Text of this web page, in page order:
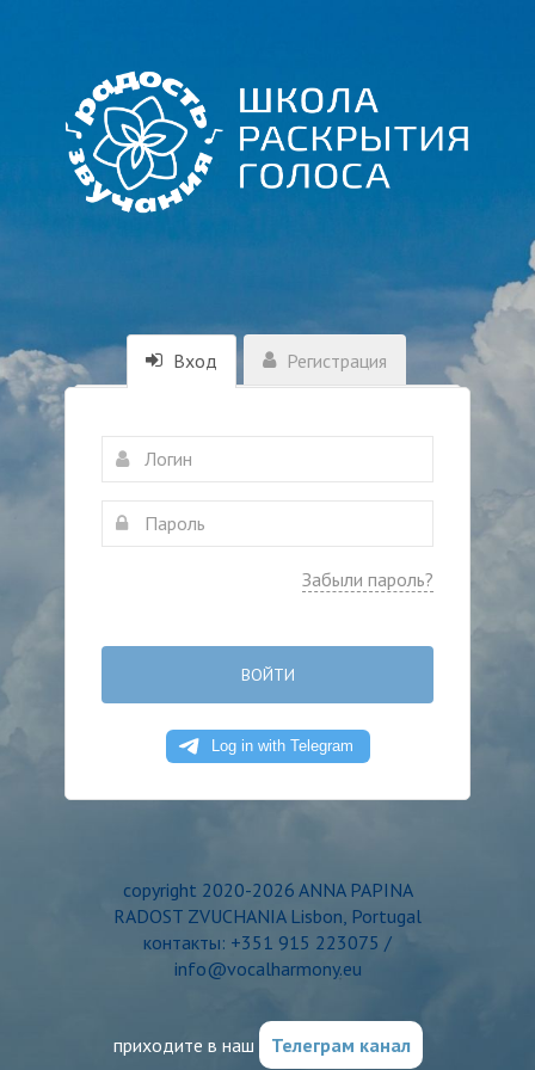
Вход Регистрация
Забыли пароль?
ВОЙТИ
copyright 2020-2026 ANNA PAPINA
RADOST ZVUCHANIA Lisbon, Portugal
контакты: +351 915 223075 /
info@vocalharmony.eu
приходите в наш Телеграм канал